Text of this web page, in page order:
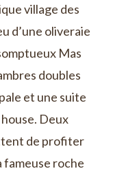
village des
d’une oliveraie
Mas
doubles
et une suite
Deux
de profiter
fameuse roche